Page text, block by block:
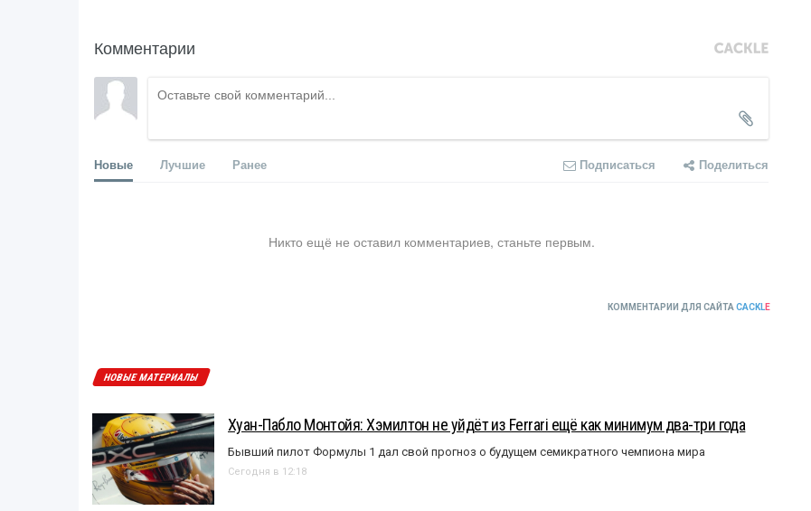
Комментарии
Новые Лучшие Ранее Подписаться Поделиться
Никто ещё не оставил комментариев, станьте первым.
КОММЕНТАРИИ ДЛЯ САЙТА CACKLE
НОВЫЕ МАТЕРИАЛЫ
Хуан-Пабло Монтойя: Хэмилтон не уйдёт из Ferrari ещё как минимум два-три года
Бывший пилот Формулы 1 дал свой прогноз о будущем семикратного чемпиона мира
Сегодня в 12:18